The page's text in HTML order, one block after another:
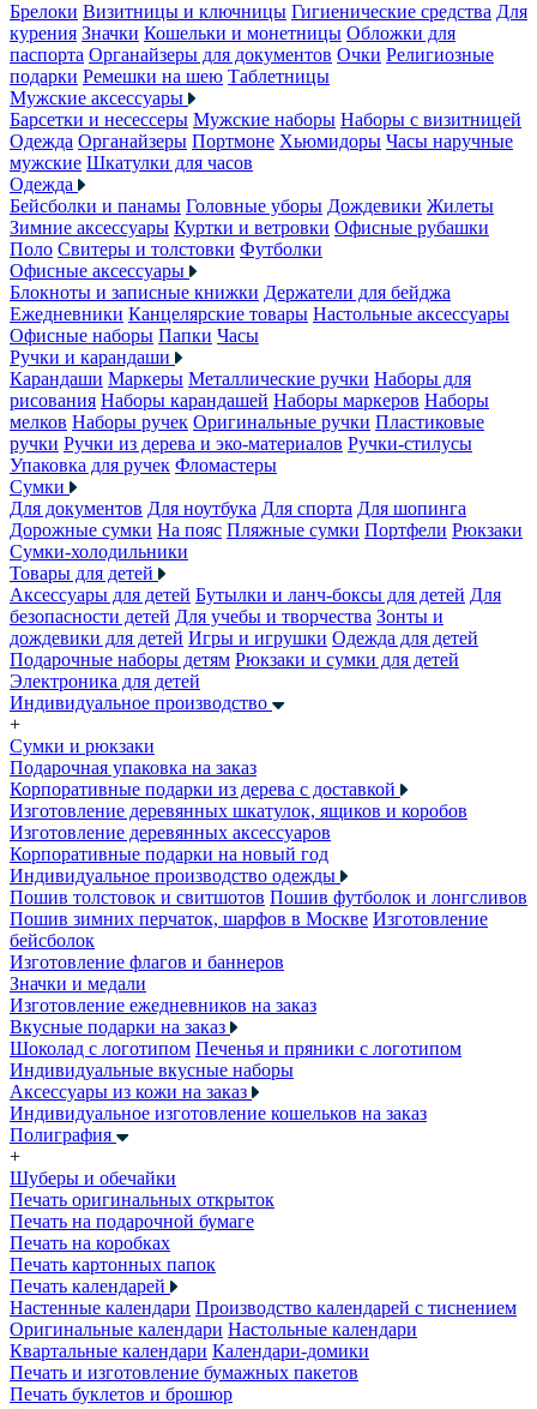
Брелоки Визитницы и ключницы Гигиенические средства Для
курения Значки Кошельки и монетницы Обложки для
паспорта Органайзеры для документов Очки Религиозные
подарки Ремешки на шею Таблетницы
Мужские аксессуары
Барсетки и несессеры Мужские наборы Наборы с визитницей
Одежда Органайзеры Портмоне Хьюмидоры Часы наручные
мужские Шкатулки для часов
Одежда
Бейсболки и панамы Головные уборы Дождевики Жилеты
Зимние аксессуары Куртки и ветровки Офисные рубашки
Поло Свитеры и толстовки Футболки
Офисные аксессуары
Блокноты и записные книжки Держатели для бейджа
Ежедневники Канцелярские товары Настольные аксессуары
Офисные наборы Папки Часы
Ручки и карандаши
Карандаши Маркеры Металлические ручки Наборы для
рисования Наборы карандашей Наборы маркеров Наборы
мелков Наборы ручек Оригинальные ручки Пластиковые
ручки Ручки из дерева и эко-материалов Ручки-стилусы
Упаковка для ручек Фломастеры
Сумки
Для документов Для ноутбука Для спорта Для шопинга
Дорожные сумки На пояс Пляжные сумки Портфели Рюкзаки
Сумки-холодильники
Товары для детей
Аксессуары для детей Бутылки и ланч-боксы для детей Для
безопасности детей Для учебы и творчества Зонты и
дождевики для детей Игры и игрушки Одежда для детей
Подарочные наборы детям Рюкзаки и сумки для детей
Электроника для детей
Индивидуальное производство
+
Сумки и рюкзаки
Подарочная упаковка на заказ
Корпоративные подарки из дерева с доставкой
Изготовление деревянных шкатулок, ящиков и коробов
Изготовление деревянных аксессуаров
Корпоративные подарки на новый год
Индивидуальное производство одежды
Пошив толстовок и свитшотов Пошив футболок и лонгсливов
Пошив зимних перчаток, шарфов в Москве Изготовление
бейсболок
Изготовление флагов и баннеров
Значки и медали
Изготовление ежедневников на заказ
Вкусные подарки на заказ
Шоколад с логотипом Печенья и пряники с логотипом
Индивидуальные вкусные наборы
Аксессуары из кожи на заказ
Индивидуальное изготовление кошельков на заказ
Полиграфия
+
Шуберы и обечайки
Печать оригинальных открыток
Печать на подарочной бумаге
Печать на коробках
Печать картонных папок
Печать календарей
Настенные календари Производство календарей с тиснением
Оригинальные календари Настольные календари
Квартальные календари Календари-домики
Печать и изготовление бумажных пакетов
Печать буклетов и брошюр